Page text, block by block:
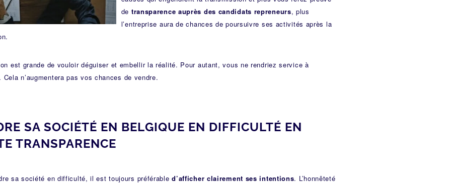
de transparence auprès des candidats repreneurs, plus
l’entreprise aura de chances de poursuivre ses activités après la
est grande de vouloir déguiser et embellir la réalité. Pour autant, vous ne rendriez service à
Cela n’augmentera pas vos chances de vendre.
SA SOCIÉTÉ EN BELGIQUE EN DIFFICULTÉ EN
TRANSPARENCE
sa société en difficulté, il est toujours préférabled’afficher clairement ses intentions. L’honnêteté